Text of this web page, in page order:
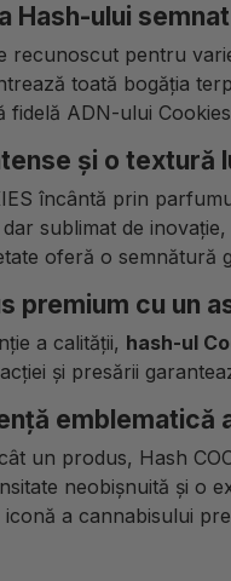
Hash-ului
recunoscut pentru
toată bogăția
fidelă ADN-ului
și o textură
încântă prin
sublimat de
oferă o semnătură
premium cu un
a calității, hash-ul
și presării
emblematică
un produs, Hash
neobișnuită și o
a cannabisului